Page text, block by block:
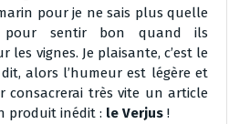
pour je ne sais plus quelle
pour sentir bon quand ils
les vignes. Je plaisante, c’est le
alors l’humeur est légère et
consacrerai très vite un article
produit inédit : le Verjus !